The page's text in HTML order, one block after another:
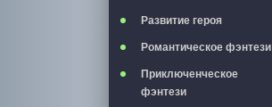
Развитие героя
Романтическое фэнтези
Приключенческое
фэнтези